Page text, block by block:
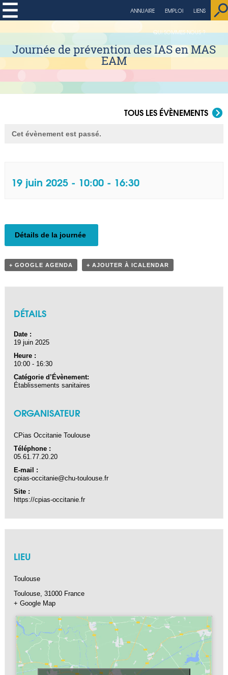
LIENS
EMPLOI
ANNUAIRE
QUI SOMMES NOUS ?
Journée de prévention des IAS en MAS
EAM
TOUS LES ÉVÈNEMENTS
Cet évènement est passé.
19 juin 2025 - 10:00- 16:30
Navigation Évènement
Détails de la journée
+ GOOGLE AGENDA + AJOUTER À ICALENDAR
DÉTAILS
Date :
19 juin 2025
Heure :
10:00 - 16:30
Catégorie d’Évènement:
Établissements sanitaires
ORGANISATEUR
CPias Occitanie Toulouse
Téléphone :
05.61.77.20.20
E-mail :
cpias-occitanie@chu-toulouse.fr
Site :
https://cpias-occitanie.fr
LIEU
Toulouse
Toulouse 31000 France
+ Google Map